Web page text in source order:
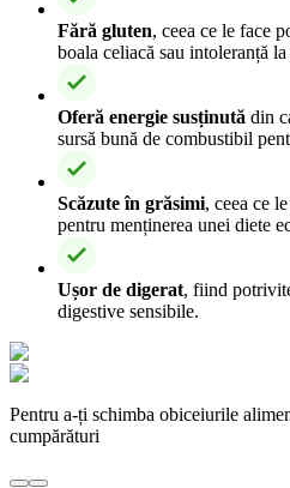
Fără gluten, ceea ce le face
boala celiacă sau intoleranță
Oferă energie susținută din
sursă bună de combustibil
Scăzute în grăsimi, ceea ce
pentru menținerea unei diete
Ușor de digerat, fiind
digestive sensibile.
Pentru a-ți schimba obiceiurile
cumpărături